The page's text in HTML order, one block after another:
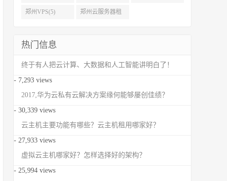
郑州VPS(5) 郑州云服务器租
热门信息
终于有人把云计算、大数据和人工智能讲明白了！
- 7,293 views
2017,华为云私有云解决方案缘何能够屡创佳绩？
- 30,339 views
云主机主要功能有哪些？云主机租用哪家好？
- 27,933 views
虚拟云主机哪家好？怎样选择好的架构？
- 25,994 views